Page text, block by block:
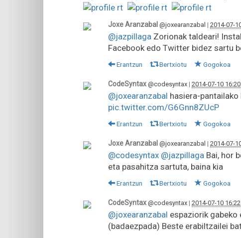
Joxe Aranzabal @joxearanzabal | 2014-07-
@jazpillaga Zorionak taldeari!
Facebook edo Twitter bidez sartu
Erantzun Bertxiotu Gogokoa
CodeSyntax @codesyntax | 2014-07-10 16:20
@joxearanzabal hasiera-
pic.twitter.com/G6Gnn8ZUcP
Erantzun Bertxiotu Gogokoa
Joxe Aranzabal @joxearanzabal | 2014-07-
@codesyntax @jazpillaga Bai, hor
eta pasahitza sartuta, baina kia
Erantzun Bertxiotu Gogokoa
CodeSyntax @codesyntax | 2014-07-10 16:22
@joxearanzabal espaziorik gabeko
(badaezpada) Beste erabiltzailei